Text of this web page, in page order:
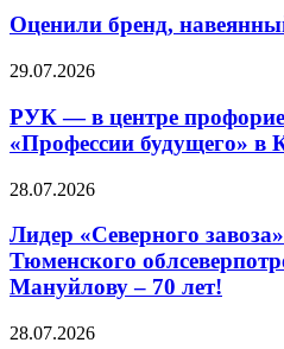
Оценили бренд,
29.07.2026
РУК — в центре
«Профессии будущего» в
28.07.2026
Лидер «Северного
Тюменского
Мануйлову – 70 лет!
28.07.2026